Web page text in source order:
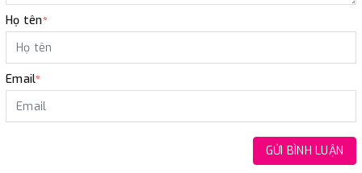
Họ tên*
Email*
GỬI BÌNH LUẬN